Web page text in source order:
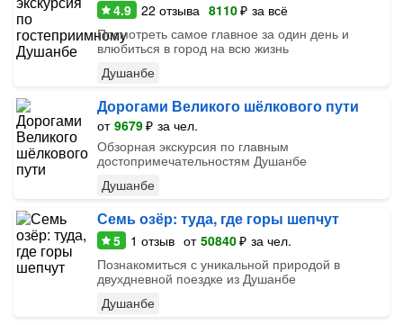
4.9 22 отзыва 8110₽ за всё
Посмотреть самое главное за один день и
влюбиться в город на всю жизнь
Душанбе
Дорогами Великого шёлкового пути
от 9679₽ за чел.
Обзорная экскурсия по главным
достопримечательностям Душанбе
Душанбе
Семь озёр: туда, где горы шепчут
5 1 отзыв от 50840₽ за чел.
Познакомиться с уникальной природой в
двухдневной поездке из Душанбе
Душанбе